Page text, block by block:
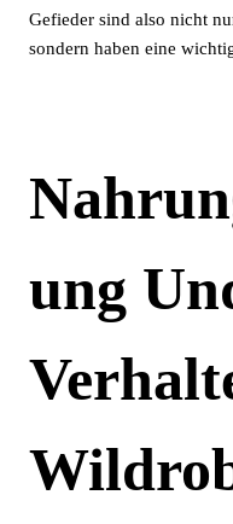
Gefieder sind also nicht
sondern haben eine
Ung